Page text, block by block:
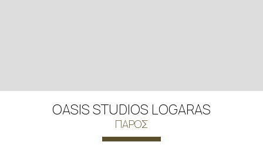
OASIS STUDIOS LOGARAS
ΠΆΡΟΣ